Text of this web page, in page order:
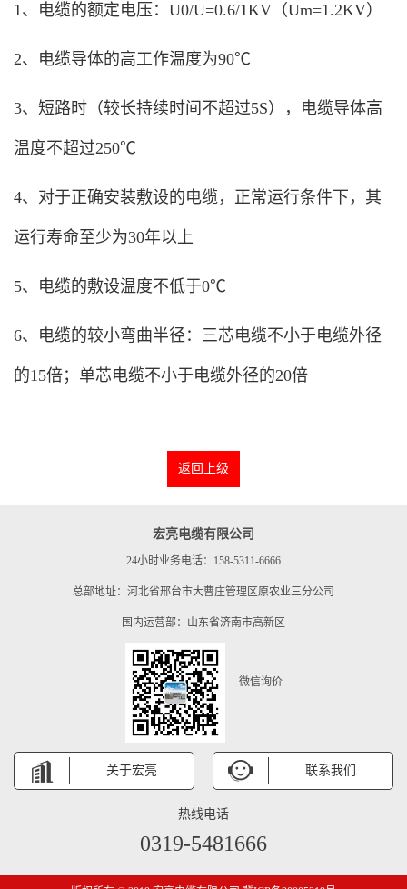
1、电缆的额定电压：U0/U=0.6/1KV（Um=1.2KV）
2、电缆导体的高工作温度为90℃
3、短路时（较长持续时间不超过5S），电缆导体高
温度不超过250℃
4、对于正确安装敷设的电缆，正常运行条件下，其
运行寿命至少为30年以上
5、电缆的敷设温度不低于0℃
6、电缆的较小弯曲半径：三芯电缆不小于电缆外径
的15倍；单芯电缆不小于电缆外径的20倍
返回上级
宏亮电缆有限公司
24小时业务电话：158-5311-6666
总部地址：河北省邢台市大曹庄管理区原农业三分公司
国内运营部：山东省济南市高新区
微信询价
关于宏亮 联系我们
热线电话
0319-5481666